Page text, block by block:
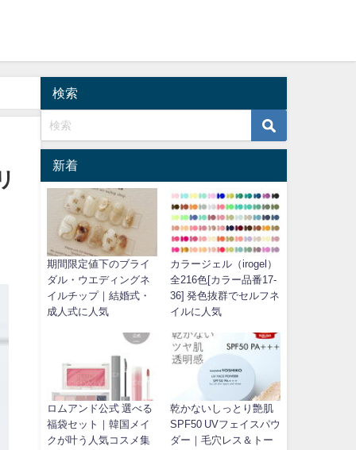
検索
新着
期間限定値下のブライ
ダル・ウエディングネ
イルチップ｜結婚式・
成人式に人気
カラージェル（irogel）
全216色[カラー品番17-
36] 発色抜群でセルフネ
イルに人気
ロムアンド公式 選べる
福袋セット｜韓国メイ
クが叶う人気コスメ集
乾かないしっとり艶肌
SPF50 UVフェイスパウ
ダー｜毛穴レス＆トー